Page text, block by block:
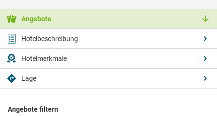
Angebote
Hotelbeschreibung
Hotelmerkmale
Lage
Angebote filtern